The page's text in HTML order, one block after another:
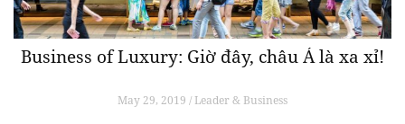
Business of Luxury: Giờ đây, châu Á là xa xỉ!
May 29, 2019 / Leader & Business